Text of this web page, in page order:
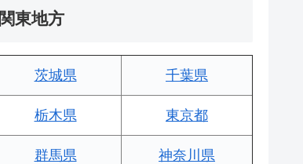
関東地方
茨城県 千葉県
栃木県 東京都
群馬県 神奈川県